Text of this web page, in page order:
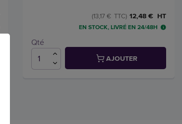
12,48 € HT
(13,17 € TTC)
EN STOCK, LIVRÉ EN 24/48H
Qté
AJOUTER